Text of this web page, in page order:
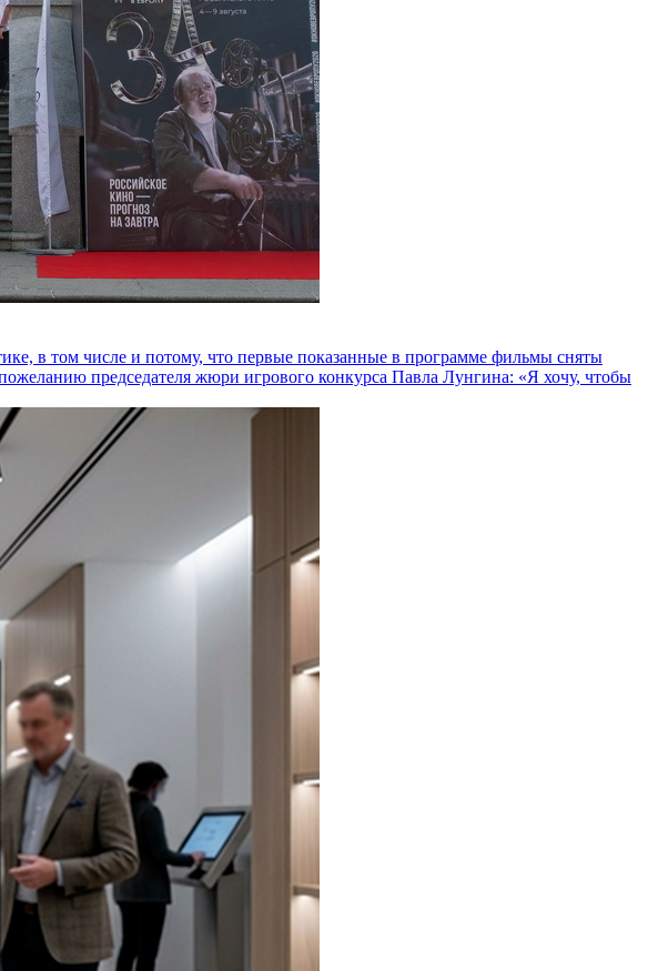
в том числе и потому, что первые показанные в программе фильмы сняты
председателя жюри игрового конкурса Павла Лунгина: «Я хочу, чтобы